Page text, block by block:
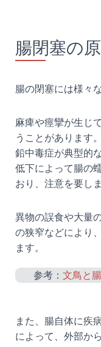
腸閉塞の
腸の閉塞には様々
麻痺や痙攣が生じ
うことがあります
鉛中毒症が典型的
低下によって腸の
おり、注意を要しま
異物の誤食や大量
の狭窄などにより
ます。
参考： 文鳥と
また、腸自体に疾
によって、外部か